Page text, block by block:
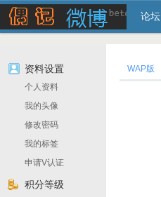
论坛
资料设置
个人资料
我的头像
修改密码
我的标签
申请V认证
积分等级
WAP版